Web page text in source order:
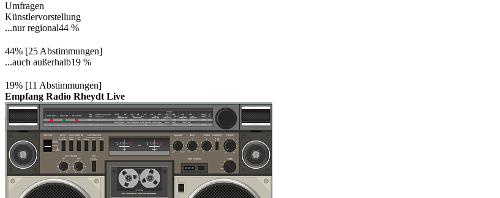
Umfragen
Künstlervorstellung
...nur regional44 %
44% [25 Abstimmungen]
...auch außerhalb19 %
19% [11 Abstimmungen]
Empfang Radio Rheydt Live